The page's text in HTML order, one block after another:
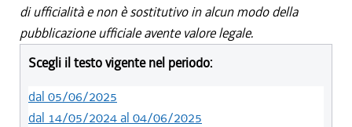
di ufficialità e non è sostitutivo in alcun modo della
pubblicazione ufficiale avente valore legale.
Scegli il testo vigente nel periodo:
dal 05/06/2025
dal 14/05/2024 al 04/06/2025